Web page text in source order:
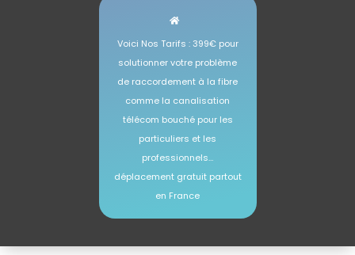
Voici Nos Tarifs : 399€ pour
solutionner votre problème
de raccordement à la fibre
comme la canalisation
télécom bouché pour les
particuliers et les
professionnels…
déplacement gratuit partout
en France